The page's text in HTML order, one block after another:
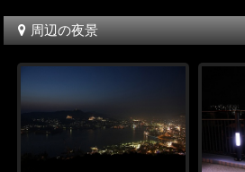
周辺の夜景